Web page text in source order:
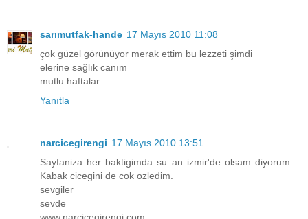
sarımutfak-hande 17 Mayıs 2010 11:08
çok güzel görünüyor merak ettim bu lezzeti şimdi
elerine sağlık canım
mutlu haftalar
Yanıtla
narcicegirengi 17 Mayıs 2010 13:51
Sayfaniza her baktigimda su an izmir'de olsam diyorum....
Kabak cicegini de cok ozledim.
sevgiler
sevde